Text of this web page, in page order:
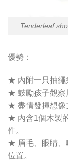
Tenderleaf
優勢：
★ 內附一只抽繩
★ 鼓勵孩子觀察
★ 盡情發揮想像
★ 內含1個木製
件。
★ 眉毛、眼睛、
位置。